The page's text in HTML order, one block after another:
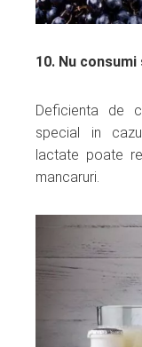
10. Nu
Deficienta de
special in
lactate poate
mancaruri.